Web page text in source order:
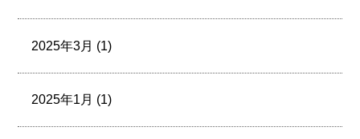
2025年3月 (1)
2025年1月 (1)